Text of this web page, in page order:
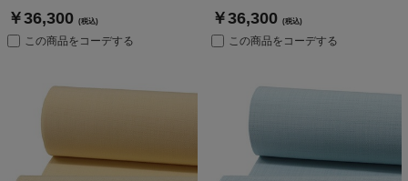
￥36,300 (税込)
この商品をコーデする
￥36,300 (税込)
この商品をコーデする